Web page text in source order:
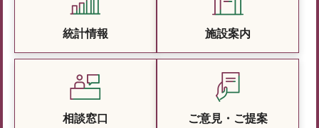
統計情報 施設案内
相談窓口 ご意見・ご提案